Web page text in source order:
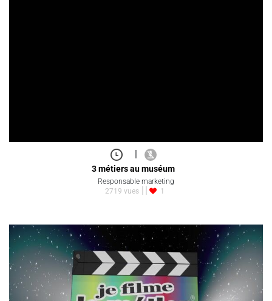
|
3 métiers au muséum
Responsable marketing
2719 vues
1